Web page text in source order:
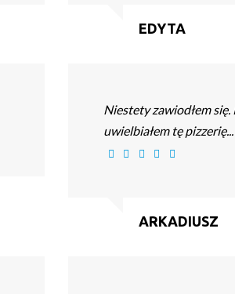
EDYTA
Niestety zawiodłem się.
uwielbiałem tę pizzerię...
ARKADIUSZ